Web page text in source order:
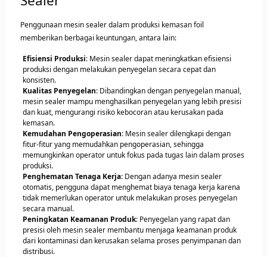
Penggunaan mesin sealer dalam produksi kemasan foil
memberikan berbagai keuntungan, antara lain:
Efisiensi Produksi: Mesin sealer dapat meningkatkan efisiensi
produksi dengan melakukan penyegelan secara cepat dan
konsisten.
Kualitas Penyegelan: Dibandingkan dengan penyegelan manual,
mesin sealer mampu menghasilkan penyegelan yang lebih presisi
dan kuat, mengurangi risiko kebocoran atau kerusakan pada
kemasan.
Kemudahan Pengoperasian: Mesin sealer dilengkapi dengan
fitur-fitur yang memudahkan pengoperasian, sehingga
memungkinkan operator untuk fokus pada tugas lain dalam proses
produksi.
Penghematan Tenaga Kerja: Dengan adanya mesin sealer
otomatis, pengguna dapat menghemat biaya tenaga kerja karena
tidak memerlukan operator untuk melakukan proses penyegelan
secara manual.
Peningkatan Keamanan Produk: Penyegelan yang rapat dan
presisi oleh mesin sealer membantu menjaga keamanan produk
dari kontaminasi dan kerusakan selama proses penyimpanan dan
distribusi.